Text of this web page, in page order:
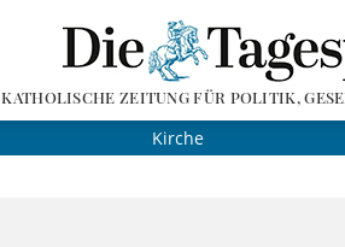
KATHOLISCHE ZEITUNG FÜR POLITIK,
Kirche